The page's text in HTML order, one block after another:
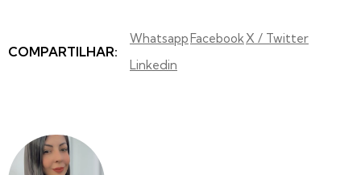
COMPARTILHAR:
WhatsappFacebook X / Twitter
Linkedin